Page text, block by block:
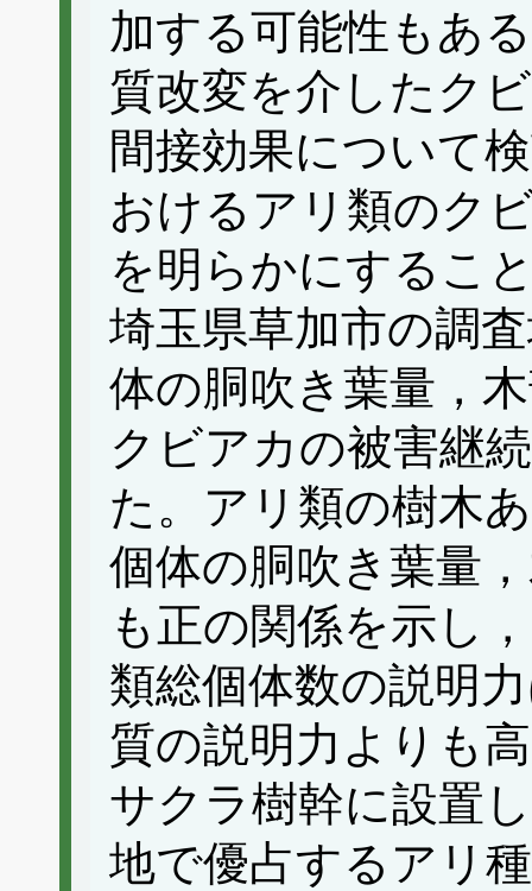
加する可能性もあ
質改変を介したク
間接効果について
おけるアリ類のク
を明らかにするこ
埼玉県草加市の調
体の胴吹き葉量，
クビアカの被害継
た。アリ類の樹木
個体の胴吹き葉量
も正の関係を示し
類総個体数の説明
質の説明力よりも
サクラ樹幹に設置
地で優占するアリ